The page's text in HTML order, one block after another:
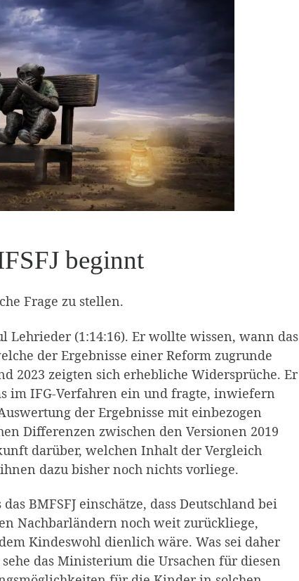
beginnt
Frage zu stellen.
Lehrieder (1:14:16). Er wollte wissen, wann das
der Ergebnisse einer Reform zugrunde
2023 zeigten sich erhebliche Widersprüche. Er
im IFG-Verfahren ein und fragte, inwiefern
der Ergebnisse mit einbezogen
Differenzen zwischen den Versionen 2019
darüber, welchen Inhalt der Vergleich
dazu bisher noch nichts vorliege.
BMFSFJ einschätze, dass Deutschland bei
Nachbarländern noch weit zurückliege,
Kindeswohl dienlich wäre. Was sei daher
das Ministerium die Ursachen für diesen